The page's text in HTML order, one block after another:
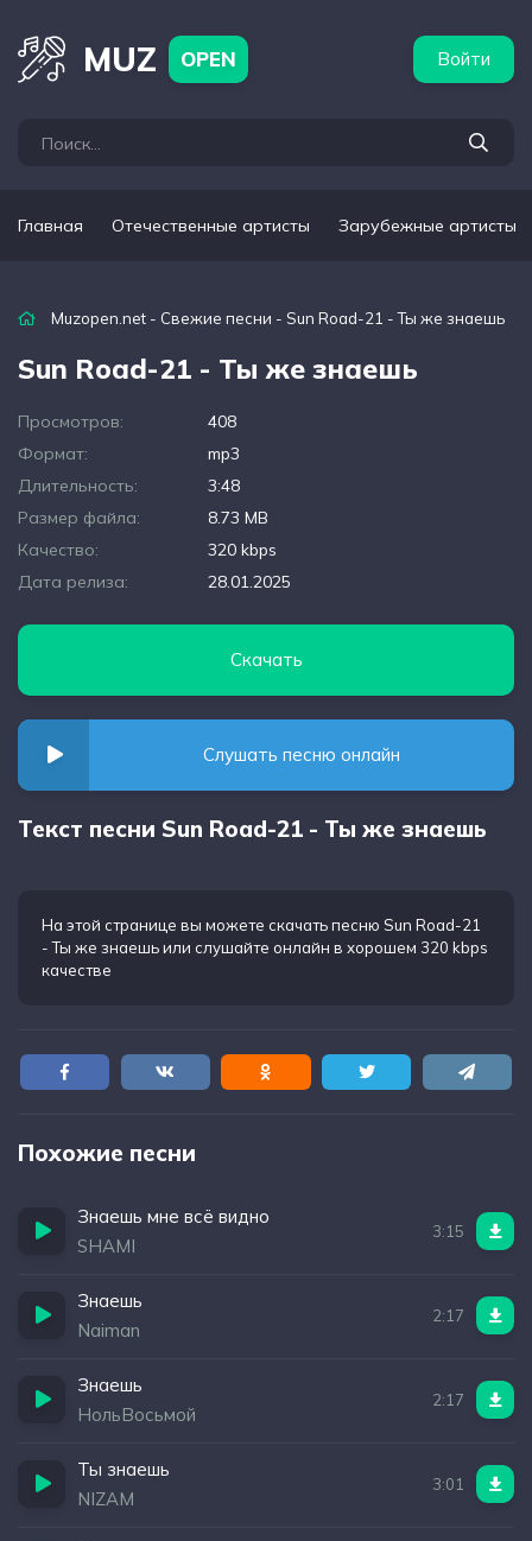
MUZ OPEN Войти
Главная Отечественные артисты Зарубежные артисты
Muzopen.net - Свежие песни - Sun Road-21 - Ты же знаешь
Sun Road-21 - Ты же знаешь
Просмотров:
408
Формат:
mp3
Длительность:
3:48
Размер файла:
8.73 MB
Качество:
320 kbps
Дата релиза:
28.01.2025
Скачать
Слушать песню онлайн
Текст песни Sun Road-21 - Ты же знаешь
На этой странице вы можете скачать песню Sun Road-21
- Ты же знаешьили слушайте онлайн в хорошем 320 kbps
качестве
Похожие песни
Знаешь мне всё видно
SHAMI
3:15
Знаешь
Naiman
2:17
Знаешь
НольВосьмой
2:17
Ты знаешь
NIZAM
3:01
артисты Популярные подборки